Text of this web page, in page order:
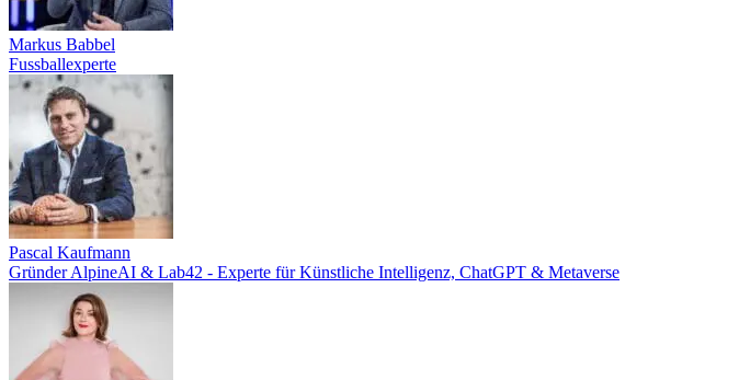
Markus Babbel
Fussballexperte
Pascal Kaufmann
Gründer AlpineAI & Lab42 - Experte für Künstliche Intelligenz, ChatGPT & Metaverse